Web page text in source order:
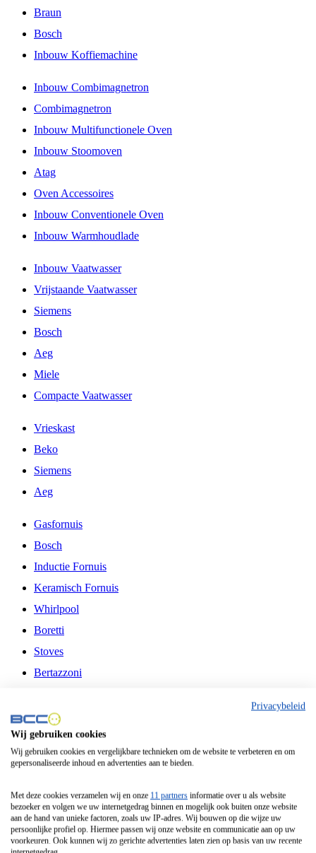
Braun
Bosch
Inbouw Koffiemachine
Inbouw Combimagnetron
Combimagnetron
Inbouw Multifunctionele Oven
Inbouw Stoomoven
Atag
Oven Accessoires
Inbouw Conventionele Oven
Inbouw Warmhoudlade
Inbouw Vaatwasser
Vrijstaande Vaatwasser
Siemens
Bosch
Aeg
Miele
Compacte Vaatwasser
Vrieskast
Beko
Siemens
Aeg
Gasfornuis
Bosch
Inductie Fornuis
Keramisch Fornuis
Whirlpool
Boretti
Stoves
Bertazzoni
Fitelli
Airfryer
Frituurpan
Contactgrill
Broodbakmachine
Broodrooster
Privacybeleid
Wij gebruiken cookies
Wij gebruiken cookies en vergelijkbare technieken om de website te verbeteren en om
gepersonaliseerde inhoud en advertenties aan te bieden.
Met deze cookies verzamelen wij en onze 11 partners informatie over u als website
bezoeker en volgen we uw internetgedrag binnen en mogelijk ook buiten onze website
aan de hand van unieke factoren, zoals uw IP-adres. Wij bouwen op die wijze uw
persoonlijke profiel op. Hiermee passen wij onze website en communicatie aan op uw
voorkeuren. Ook kunnen wij zo gerichte advertenties laten zien op basis van uw recente